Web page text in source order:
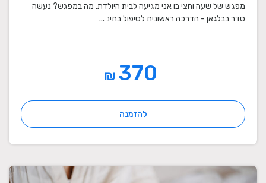
מפגש של שעה וחצי בו אני מגיעה לבית היולדת. מה במפגש? נעשה
סדר בבלגאן - הדרכה ראשונית לטיפול בתינ ...
₪
להזמנה